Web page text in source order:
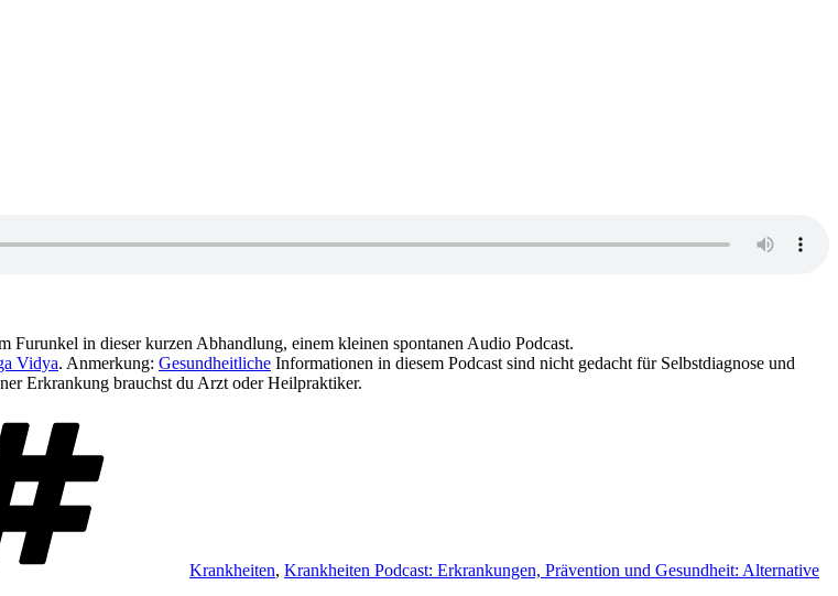
Furunkel in dieser kurzen Abhandlung, einem kleinen spontanen Audio Podcast.
Vidya. Anmerkung: Gesundheitliche Informationen in diesem Podcast sind nicht gedacht für Selbstdiagnose und
Erkrankung brauchst du Arzt oder Heilpraktiker.
Krankheiten, Krankheiten Podcast: Erkrankungen, Prävention und Gesundheit: Alternative